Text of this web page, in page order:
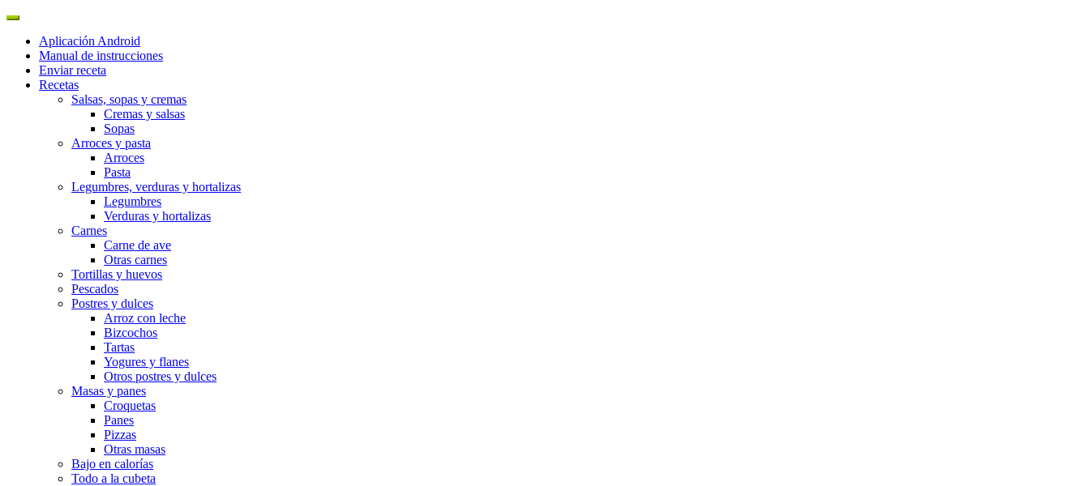
Aplicación Android
Manual de instrucciones
Enviar receta
Recetas
Salsas, sopas y cremas
Cremas y salsas
Sopas
Arroces y pasta
Arroces
Pasta
Legumbres, verduras y hortalizas
Legumbres
Verduras y hortalizas
Carnes
Carne de ave
Otras carnes
Tortillas y huevos
Pescados
Postres y dulces
Arroz con leche
Bizcochos
Tartas
Yogures y flanes
Otros postres y dulces
Masas y panes
Croquetas
Panes
Pizzas
Otras masas
Bajo en calorías
Todo a la cubeta